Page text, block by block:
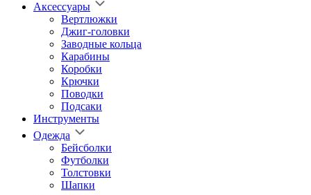
Аксессуары
Вертлюжки
Джиг-головки
Заводные кольца
Карабины
Коробки
Крючки
Поводки
Подсаки
Инструменты
Одежда
Бейсболки
Футболки
Толстовки
Шапки